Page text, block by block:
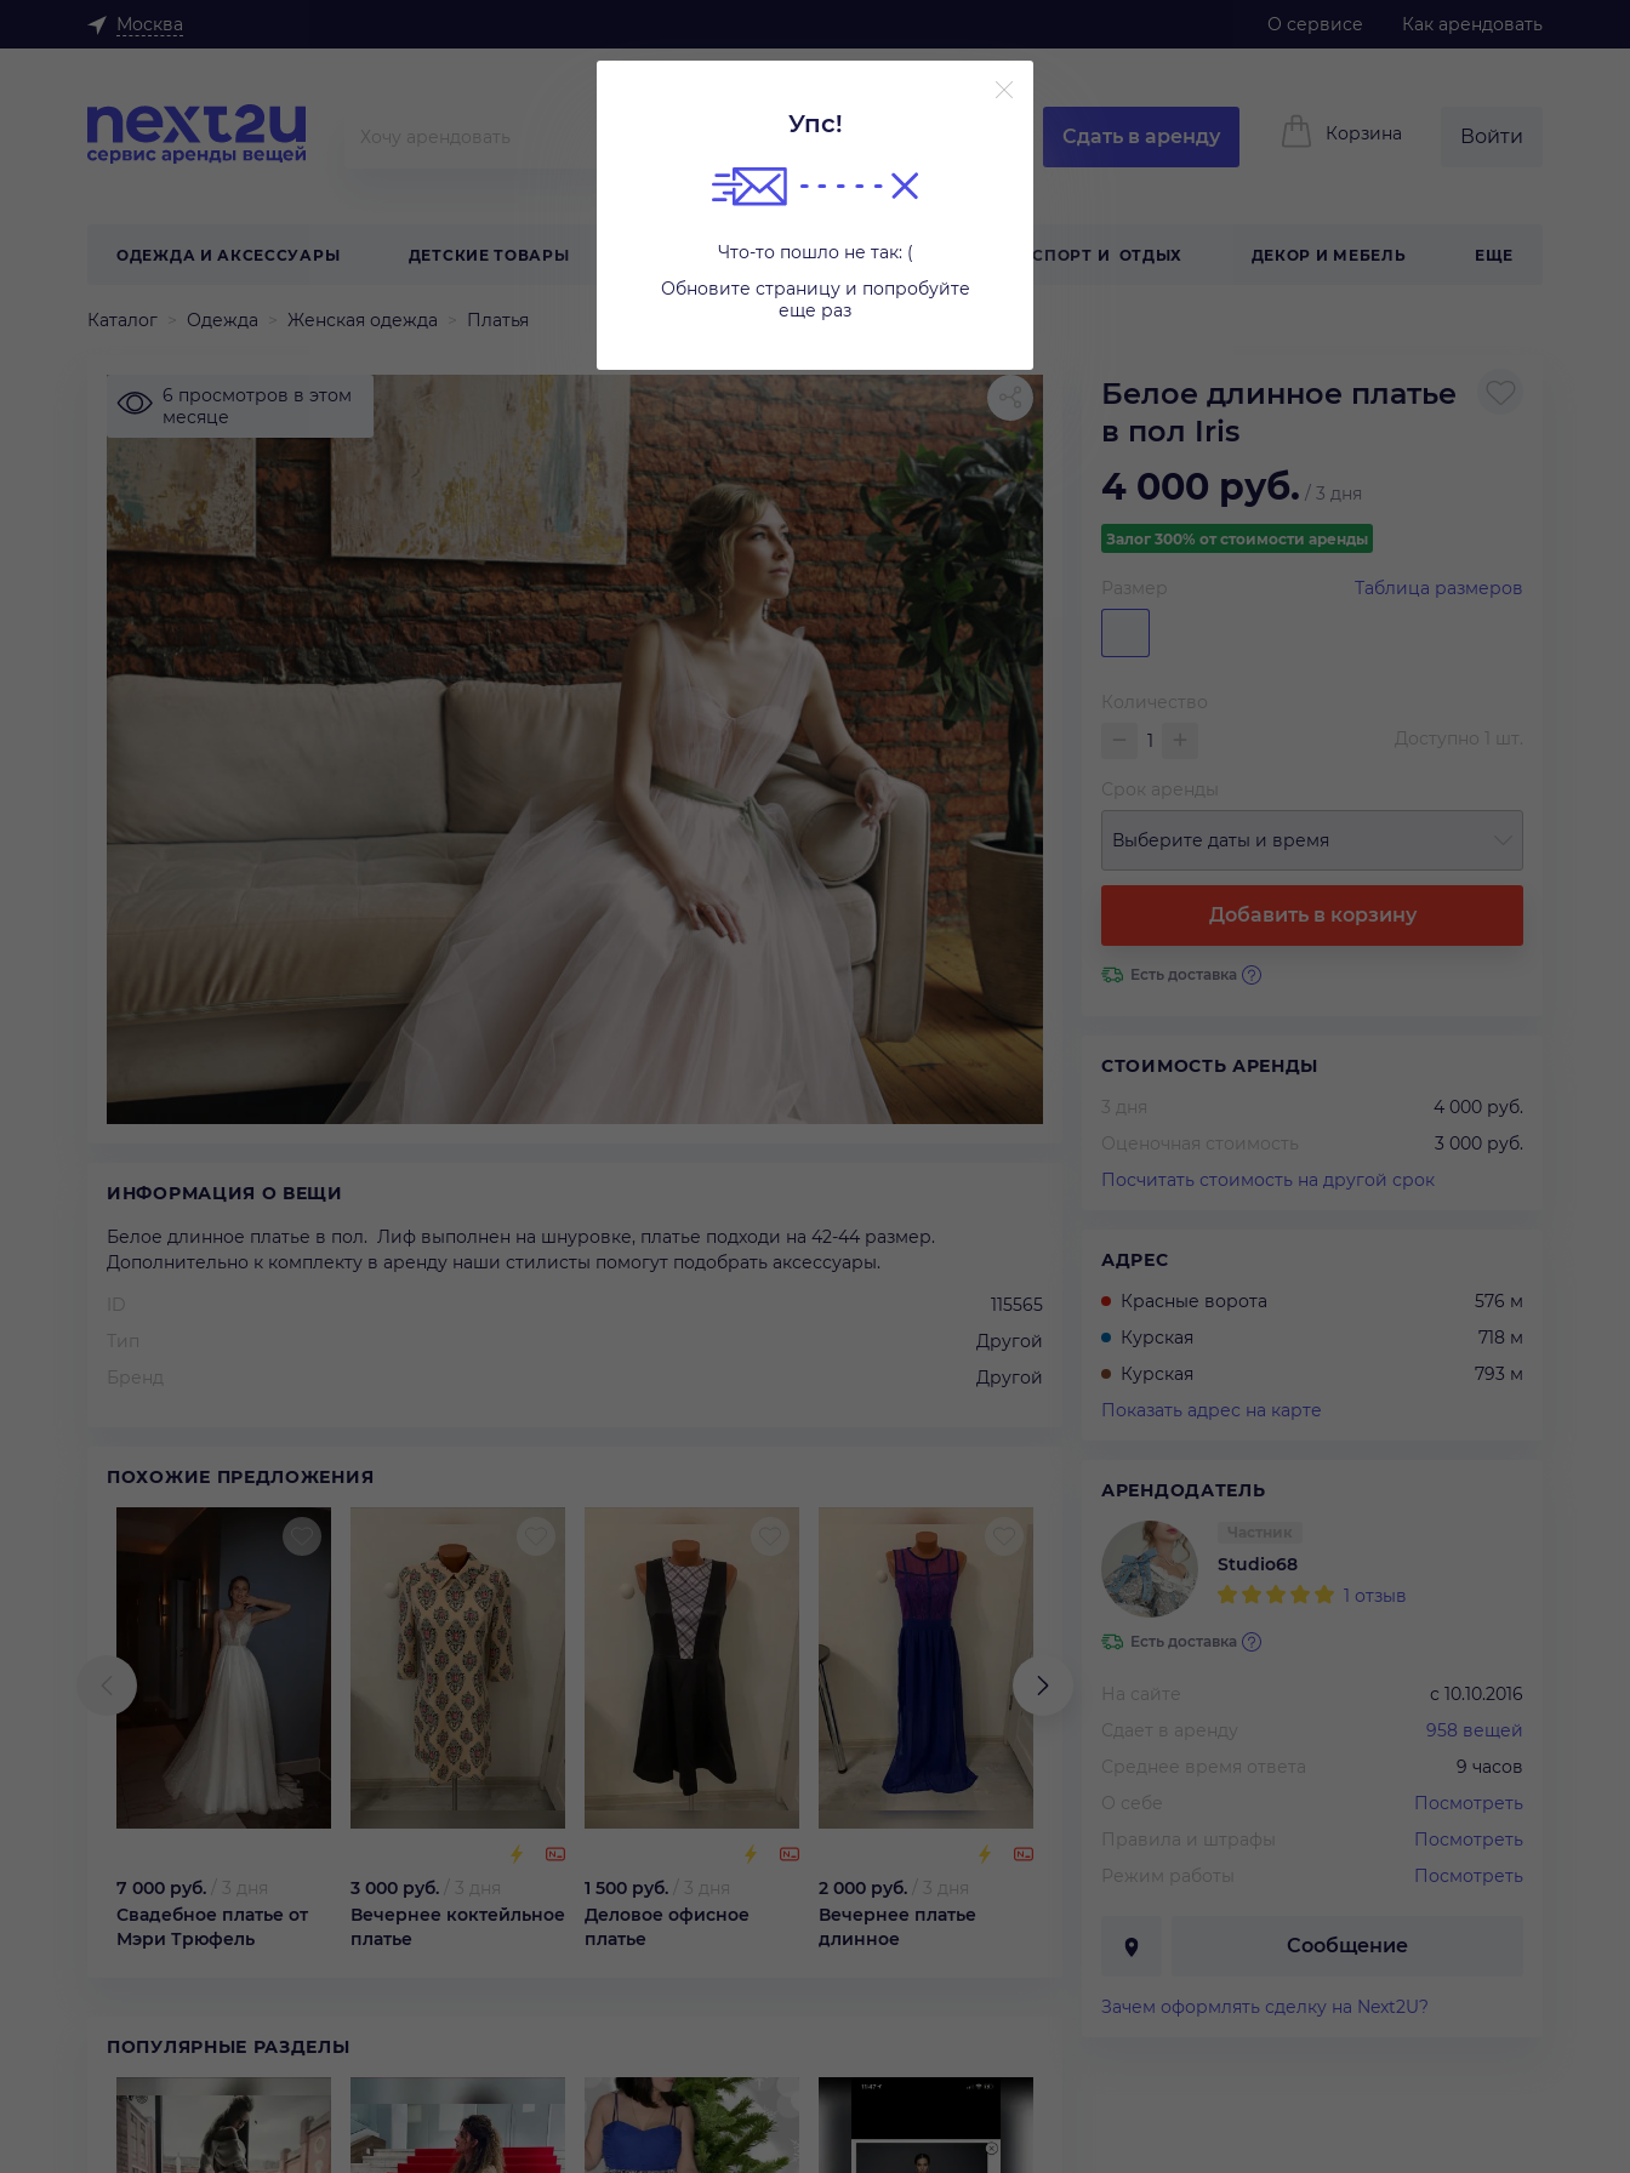
Москва О сервисе Как арендовать
Сдать в аренду Корзина Войти
ОДЕЖДА И АКСЕССУАРЫ ДЕТСКИЕ ТОВАРЫ ТЕХНИКА ДЛЯ ДОМА ТУРИЗМ СПОРТ И ОТДЫХ ДЕКОР И МЕБЕЛЬ ЕЩЕ
Упс!
Что-то пошло не так: (
Обновите страницу и попробуйте
еще раз
Каталог Одежда Женская одежда Платья
6 просмотров в этом
месяце
ИНФОРМАЦИЯ О ВЕЩИ
Белое длинное платье в пол. Лиф выполнен на шнуровке, платье подходи на 42-44 размер.
Дополнительно к комплекту в аренду наши стилисты помогут подобрать аксессуары.
ID
115565
Тип
Другой
Бренд
Другой
ПОХОЖИЕ ПРЕДЛОЖЕНИЯ
7 000 руб.
3 дня
Свадебное платье от
Мэри Трюфель
3 000 руб.
3 дня
Вечернее коктейльное
платье
1 500 руб.
3 дня
Деловое офисное
платье
2 000 руб.
3 дня
Вечернее платье
длинное
2 000 руб. /
3 дня
3 дня
платье
3 000 руб.
ПОПУЛЯРНЫЕ РАЗДЕЛЫ
Белое длинное платье
в пол Iris
4 000 руб. / 3 дня
Залог 300% от стоимости аренды
Таблица размеров
Размер
Количество
Доступно 1 шт.
Срок аренды
Выберите даты и время
Добавить в корзину
Есть доставка
СТОИМОСТЬ АРЕНДЫ
3 дня
4 000 руб.
Оценочная стоимость
3 000 руб.
Посчитать стоимость на другой срок
АДРЕС
Красные ворота
576 м
Курская
718 м
Курская
793 м
Показать адрес на карте
АРЕНДОДАТЕЛЬ
Studio68
1 отзыв
Есть доставка
На сайте с 10.10.2016
Сдает в аренду
958 вещей
Среднее время ответа
9 часов
О себе
Посмотреть
Правила и штрафы
Посмотреть
Режим работы
Посмотреть
Сообщение
Зачем оформлять сделку на Next2U?